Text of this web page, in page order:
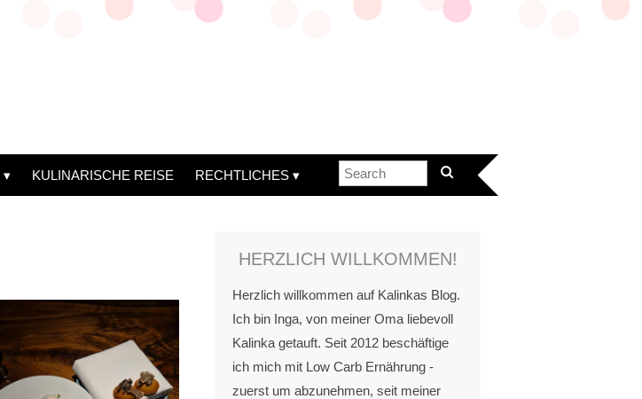
KULINARISCHE REISE RECHTLICHES
HERZLICH WILLKOMMEN!
Herzlich willkommen auf Kalinkas Blog.
Ich bin Inga, von meiner Oma liebevoll
Kalinka getauft. Seit 2012 beschäftige
ich mich mit Low Carb Ernährung -
zuerst um abzunehmen, seit meiner